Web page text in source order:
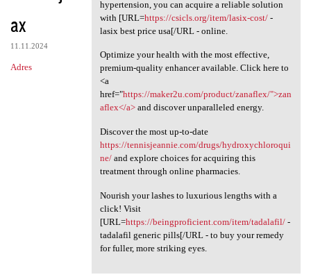
ax
11.11.2024
Adres
hypertension, you can acquire a reliable solution
with [URL=https://csicls.org/item/lasix-cost/-
lasix best price usa[/URL - online.
Optimize your health with the most effective,
premium-quality enhancer available. Click here to
<a
href="https://maker2u.com/product/zanaflex/">zan
aflex</a>and discover unparalleled energy.
Discover the most up-to-date
https://tennisjeannie.com/drugs/hydroxychloroqui
ne/and explore choices for acquiring this
treatment through online pharmacies.
Nourish your lashes to luxurious lengths with a
click! Visit
[URL=https://beingproficient.com/item/tadalafil/-
tadalafil generic pills[/URL - to buy your remedy
for fuller, more striking eyes.